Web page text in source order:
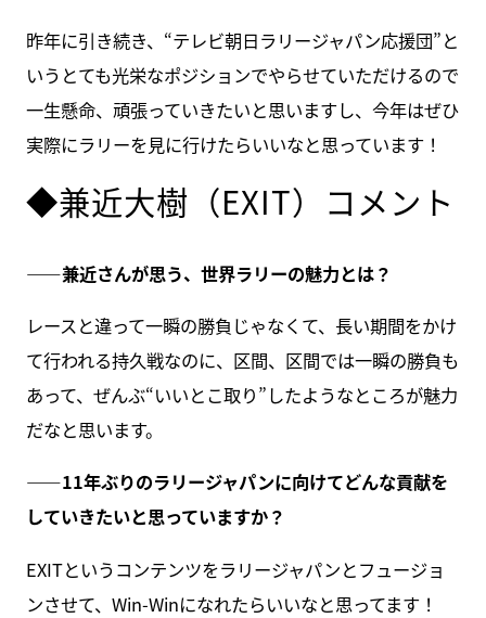
昨年に引き続き、“テレビ朝日ラリージャパン応援団”と
いうとても光栄なポジションでやらせていただけるので
一生懸命、頑張っていきたいと思いますし、今年はぜひ
実際にラリーを見に行けたらいいなと思っています！
◆兼近大樹（EXIT）コメント
――兼近さんが思う、世界ラリーの魅力とは？
レースと違って一瞬の勝負じゃなくて、長い期間をかけ
て行われる持久戦なのに、区間、区間では一瞬の勝負も
あって、ぜんぶ“いいとこ取り”したようなところが魅力
だなと思います。
――11年ぶりのラリージャパンに向けてどんな貢献を
していきたいと思っていますか？
EXITというコンテンツをラリージャパンとフュージョ
ンさせて、Win-Winになれたらいいなと思ってます！